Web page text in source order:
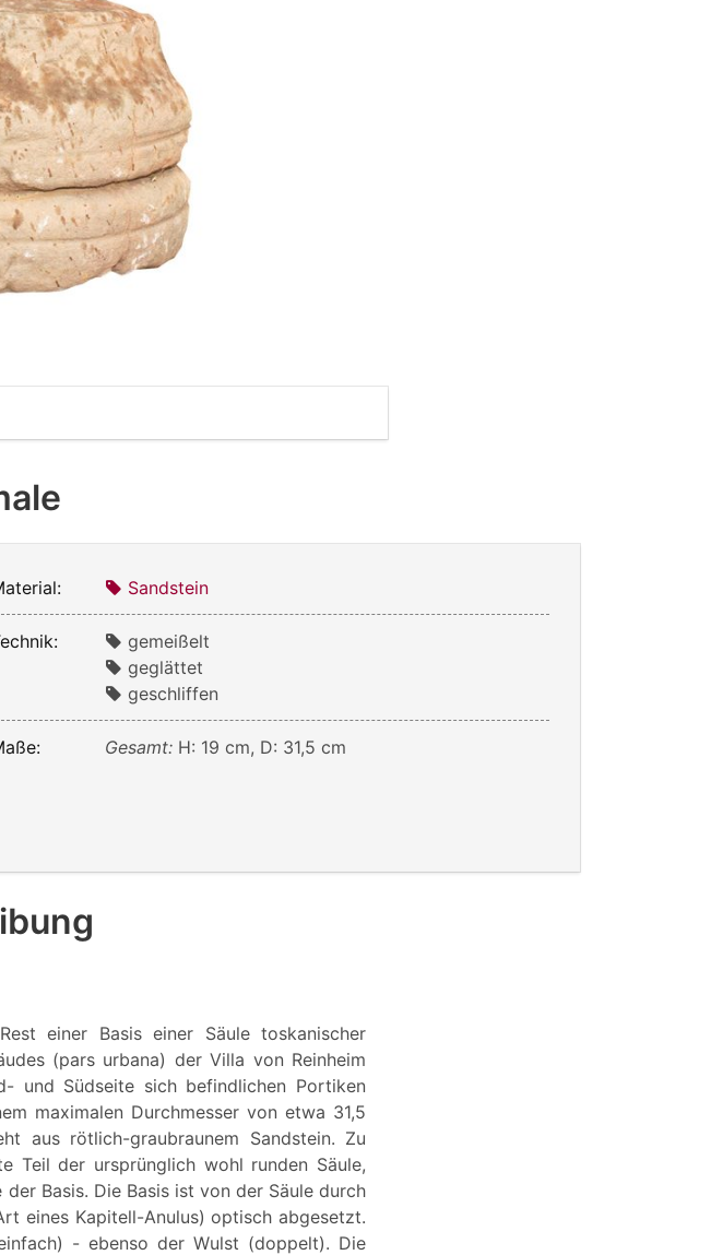
Sandstein
gemeißelt
geglättet
geschliffen
Gesamt: H: 19 cm, D: 31,5 cm
einer Basis einer Säule toskanischer
(pars urbana) der Villa von Reinheim
und Südseite sich befindlichen Portiken
maximalen Durchmesser von etwa 31,5
aus rötlich-graubraunem Sandstein. Zu
Teil der ursprünglich wohl runden Säule,
Basis. Die Basis ist von der Säule durch
eines Kapitell-Anulus) optisch abgesetzt.
- ebenso der Wulst (doppelt). Die